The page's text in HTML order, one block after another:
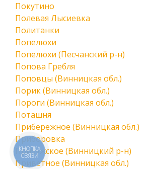
Покутино
Полевая Лысиевка
Политанки
Попелюхи
Попелюхи (Песчанский р-н)
Попова Гребля
Поповцы (Винницкая обл.)
Порик (Винницкая обл.)
Пороги (Винницкая обл.)
Поташня
Прибережное (Винницкая обл.)
Приборовка
Прибужское (Винницкий р-н)
Приветное (Винницкая обл.)
КНОПКА
СВЯЗИ